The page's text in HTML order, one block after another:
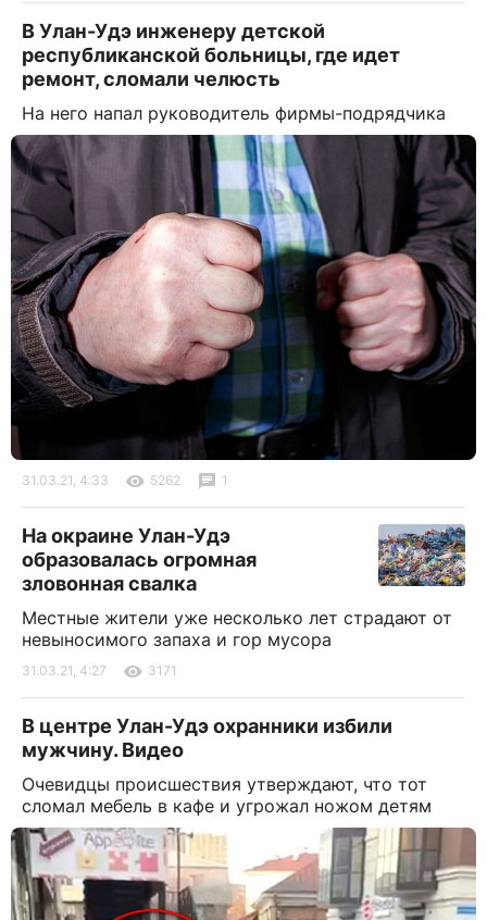
В Улан-Удэ инженеру детской
республиканской больницы, где идет
ремонт, сломали челюсть
На него напал руководитель фирмы-подрядчика
31.03.21, 4:33 5262 1
На окраине Улан-Удэ
образовалась огромная
зловонная свалка
Местные жители уже несколько лет страдают от
невыносимого запаха и гор мусора
31.03.21, 4:27 3171
В центре Улан-Удэ охранники избили
мужчину. Видео
Очевидцы происшествия утверждают, что тот
сломал мебель в кафе и угрожал ножом детям